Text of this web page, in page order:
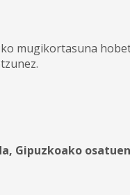
mugikortasuna
Gipuzkoako